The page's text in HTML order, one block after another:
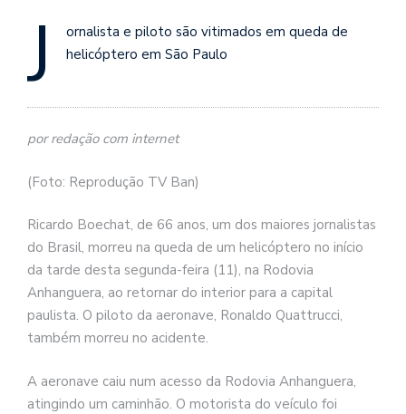
J
ornalista e piloto são vitimados em queda de
helicóptero em São Paulo
por redação com internet
(Foto: Reprodução TV Ban)
Ricardo Boechat, de 66 anos, um dos maiores jornalistas
do Brasil, morreu na queda de um helicóptero no início
da tarde desta segunda-feira (11), na Rodovia
Anhanguera, ao retornar do interior para a capital
paulista. O piloto da aeronave, Ronaldo Quattrucci,
também morreu no acidente.
A aeronave caiu num acesso da Rodovia Anhanguera,
atingindo um caminhão. O motorista do veículo foi